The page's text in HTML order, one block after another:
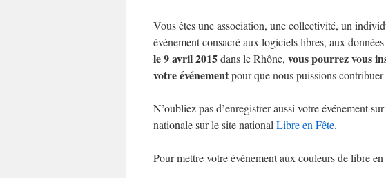
Vous êtes une association, une collectivité, un
événement consacré aux logiciels libres, aux
le 9 avril 2015dans le Rhône, vous pourrez vous
votre événementpour que nous puissions
N’oubliez pas d’enregistrer aussi votre événement sur
nationale sur le site national Libre en Fête.
Pour mettre votre événement aux couleurs de libre en